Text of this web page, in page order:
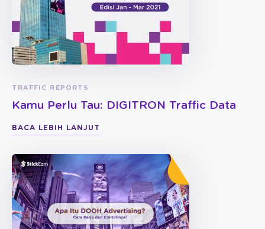
TRAFFIC REPORTS
Kamu Perlu Tau: DIGITRON Traffic Data
BACA LEBIH LANJUT